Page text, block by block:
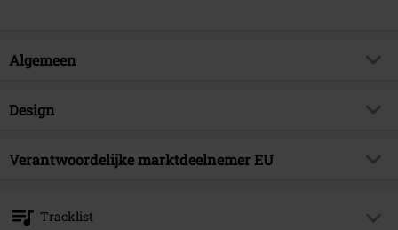
Algemeen
Artikelnr.
Design
Producttype
Verantwoordelijke marktdeelnemer EU
Balanstraße 73 // Haus 31
Tracklist